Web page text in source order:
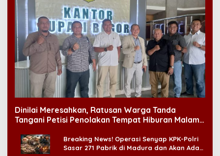
Dinilai Meresahkan, Ratusan Warga Tanda
Tangani Petisi Penolakan Tempat Hiburan Malam
Breaking News! Operasi Senyap KPK-Polri
Sasar 271 Pabrik di Madura dan Akan Ada